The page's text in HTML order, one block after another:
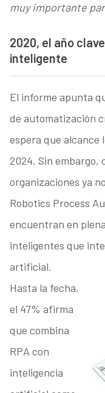
muy importante
2020, el año
inteligente
El informe apunta
de automatización
espera que alcance
2024. Sin embargo,
organizaciones ya
Robotics Process
encuentran en
inteligentes que
artificial.
Hasta la fecha,
el 47% afirma
que combina
RPA con
inteligencia